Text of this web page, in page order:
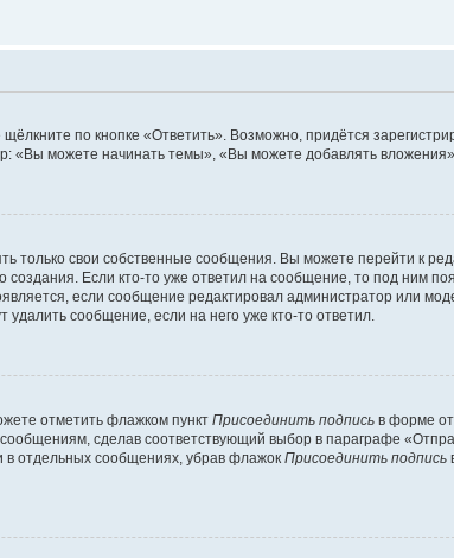
по кнопке «Ответить». Возможно, придётся
«Вы можете начинать темы», «Вы можете добавлять вложения»
только свои собственные сообщения. Вы можете перейти к
создания. Если кто-то уже ответил на сообщение, то под ним
если сообщение редактировал администратор или
сообщение, если на него уже кто-то ответил.
отметить флажком пункт Присоединить подпись в форме
сделав соответствующий выбор в параграфе
в отдельных сообщениях, убрав флажок Присоединить подпись